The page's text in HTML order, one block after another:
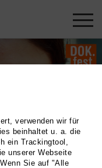
verwenden wir für
beinhaltet u. a. die
ein Trackingtool,
unserer Webseite
Sie auf "Alle